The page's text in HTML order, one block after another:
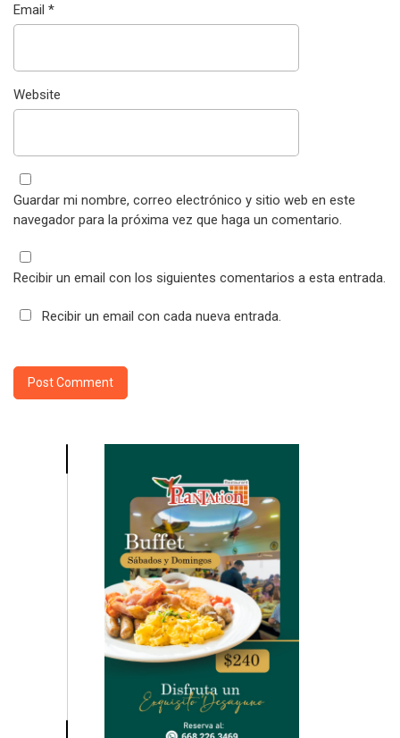
Email *
Website
Guardar mi nombre, correo electrónico y sitio web en este
navegador para la próxima vez que haga un comentario.
Recibir un email con los siguientes comentarios a esta entrada.
Recibir un email con cada nueva entrada.